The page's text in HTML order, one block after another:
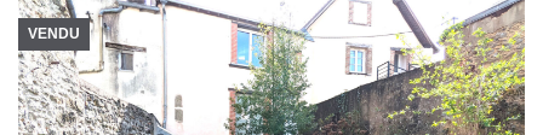
VENDU